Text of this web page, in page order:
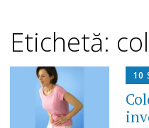
Etichetă:
10